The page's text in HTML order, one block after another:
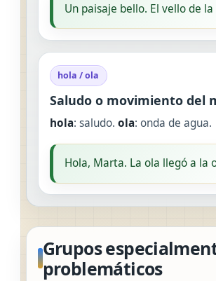
Un paisaje bello. El vello de la
hola / ola
Saludo o movimiento del
hola: saludo. ola: onda de agua.
Hola, Marta. La ola llegó a la
Grupos
problemáticos